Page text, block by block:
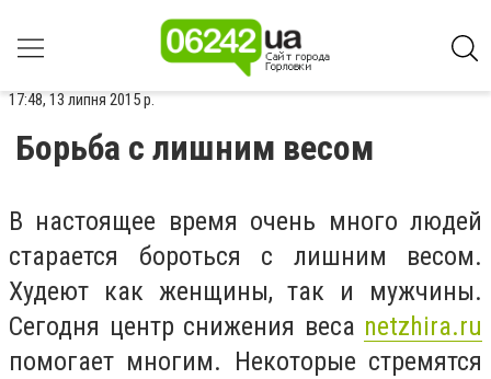
17:48, 13 липня 2015 р.
Борьба с лишним весом
В настоящее время очень много людей
старается бороться с лишним весом.
Худеют как женщины, так и мужчины.
Сегодня центр снижения веса netzhira.ru
помогает многим. Некоторые стремятся